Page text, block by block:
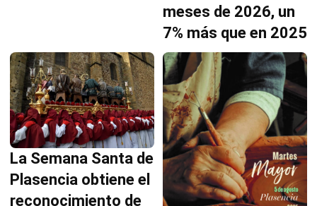
meses de 2026, un
7% más que en 2025
La Semana Santa de
Plasencia obtiene el
reconocimiento de